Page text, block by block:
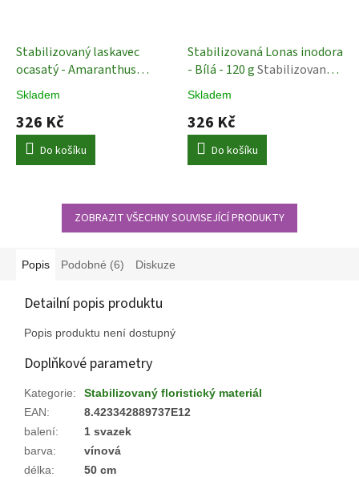
Stabilizovaný laskavec
ocasatý - Amaranthus
caudatus - Bordó - 50 - 80
Stabilizované Rostliny
Skladem
326 Kč
Do košíku
Stabilizovaná Lonas inodora
- Bílá - 120 gStabilizované
Rostliny
Skladem
326 Kč
Do košíku
ZOBRAZIT VŠECHNY SOUVISEJÍCÍ PRODUKTY
Popis Podobné (6) Diskuze
Detailní popis produktu
Popis produktu není dostupný
Doplňkové parametry
Kategorie:
Stabilizovaný floristický materiál
EAN:
8.423342889737E12
balení:
1 svazek
barva:
vínová
délka: 50 cm